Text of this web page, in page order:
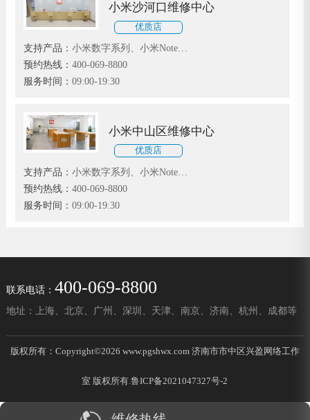
小米沙河口维修中心
优质店
支持产品： 小米数字系列、小米Note系
列和小米MIX、红米、黑鲨系列
预约热线： 400-069-8800
服务时间： 09:00-19:30
小米中山区维修中心
优质店
支持产品： 小米数字系列、小米Note系
列和小米MIX、红米、黑鲨系列
预约热线： 400-069-8800
服务时间： 09:00-19:30
联系电话： 400-069-8800
地址：上海、北京、广州、深圳、天津、南京、济南、杭州、成都等
版权所有：Copyright©2026 www.pgshwx.com 济南市市中区兴盈网络工作
室 版权所有.鲁ICP备2021047327号-2